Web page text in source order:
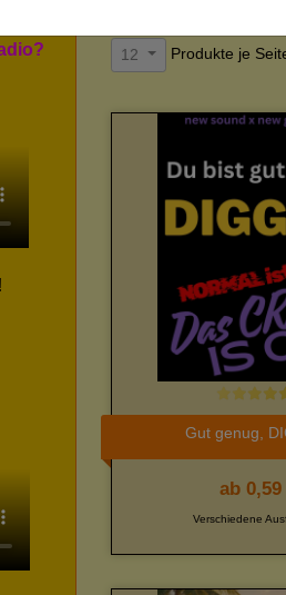
12 Produkte je
Gut genug,
ab
Verschiedene